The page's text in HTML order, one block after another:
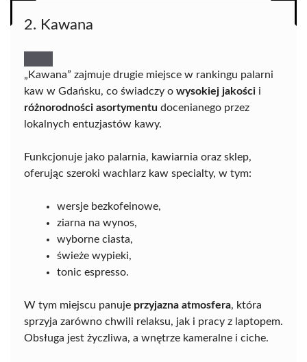
2. Kawana
„Kawana” zajmuje drugie miejsce w rankingu palarni
kaw w Gdańsku, co świadczy o wysokiej jakości i
różnorodności asortymentu docenianego przez
lokalnych entuzjastów kawy.
Funkcjonuje jako palarnia, kawiarnia oraz sklep,
oferując szeroki wachlarz kaw specialty, w tym:
wersje bezkofeinowe,
ziarna na wynos,
wyborne ciasta,
świeże wypieki,
tonic espresso.
W tym miejscu panuje przyjazna atmosfera, która
sprzyja zarówno chwili relaksu, jak i pracy z laptopem.
Obsługa jest życzliwa, a wnętrze kameralne i ciche.